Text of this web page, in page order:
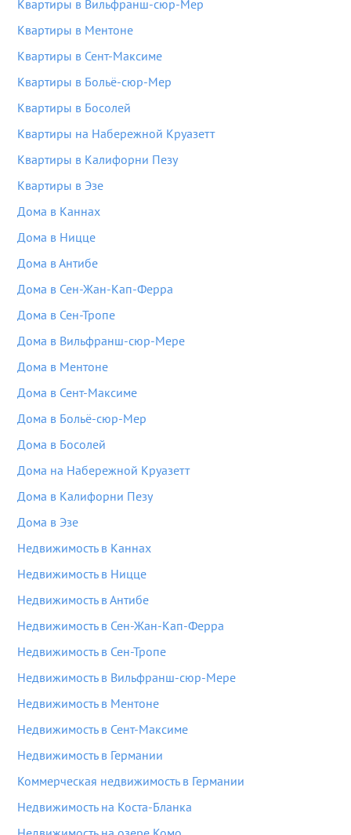
Квартиры в Вильфранш-сюр-Мер
Квартиры в Ментоне
Квартиры в Сент-Максиме
Квартиры в Больё-сюр-Мер
Квартиры в Босолей
Квартиры на Набережной Круазетт
Квартиры в Калифорни Пезу
Квартиры в Эзе
Дома в Каннах
Дома в Ницце
Дома в Антибе
Дома в Сен-Жан-Кап-Ферра
Дома в Сен-Тропе
Дома в Вильфранш-сюр-Мере
Дома в Ментоне
Дома в Сент-Максиме
Дома в Больё-сюр-Мер
Дома в Босолей
Дома на Набережной Круазетт
Дома в Калифорни Пезу
Дома в Эзе
Недвижимость в Каннах
Недвижимость в Ницце
Недвижимость в Антибе
Недвижимость в Сен-Жан-Кап-Ферра
Недвижимость в Сен-Тропе
Недвижимость в Вильфранш-сюр-Мере
Недвижимость в Ментоне
Недвижимость в Сент-Максиме
Недвижимость в Германии
Коммерческая недвижимость в Германии
Недвижимость на Коста-Бланка